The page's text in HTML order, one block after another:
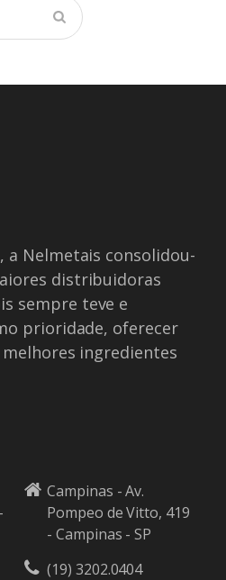
a Nelmetais consolidou-
distribuidoras
sempre teve e
prioridade, oferecer
ingredientes
Campinas - Av.
Pompeo de Vitto, 419
- Campinas - SP
(19) 3202.0404